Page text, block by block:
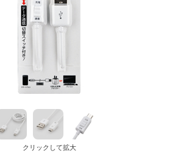
クリックして拡大